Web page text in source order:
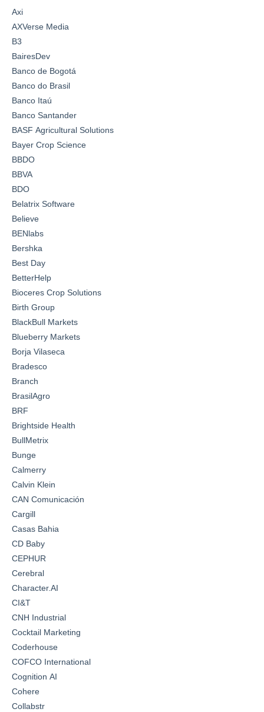
Axi
AXVerse Media
B3
BairesDev
Banco de Bogotá
Banco do Brasil
Banco Itaú
Banco Santander
BASF Agricultural Solutions
Bayer Crop Science
BBDO
BBVA
BDO
Belatrix Software
Believe
BENlabs
Bershka
Best Day
BetterHelp
Bioceres Crop Solutions
Birth Group
BlackBull Markets
Blueberry Markets
Borja Vilaseca
Bradesco
Branch
BrasilAgro
BRF
Brightside Health
BullMetrix
Bunge
Calmerry
Calvin Klein
CAN Comunicación
Cargill
Casas Bahia
CD Baby
CEPHUR
Cerebral
Character.AI
CI&T
CNH Industrial
Cocktail Marketing
Coderhouse
COFCO International
Cognition AI
Cohere
Collabstr